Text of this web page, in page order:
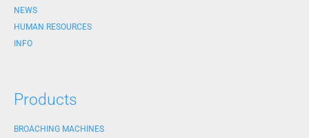
NEWS
HUMAN RESOURCES
INFO
Products
BROACHING MACHINES